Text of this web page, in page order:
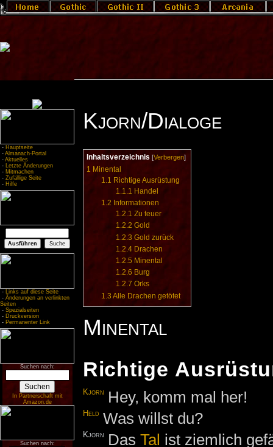
- Hauptseite
- Almanach-Portal
- Aktuelles
- Letzte Änderungen
- Mitmachen
- Zufällige Seite
- Hilfe
- Links auf diese Seite
- Änderungen an verlinkten
Seiten
- Spezialseiten
- Druckversion
- Permanenter Link
Suchen nach:
In Partnerschaft mit
Amazon.de
Suchen nach:
Kjorn/Dialoge
Inhaltsverzeichnis [Verbergen]
1 Minental
1.1 Richtige Ausrüstung
1.1.1 Handel
1.2 Informationen
1.2.1 Zu teuer
1.2.2 Gold
1.2.3 Gold zurück
1.2.4 Drachen
1.2.5 Minental
1.2.6 Burg
1.2.7 Orks
1.3 Alle Drachen getötet
Minental
Richtige
Kjorn Hey, komm mal her!
Held Was willst du?
Kjorn DasTal ist ziemlich